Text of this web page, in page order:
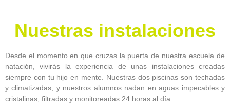
Nuestras instalaciones
Desde el momento en que cruzas la puerta de nuestra escuela de
natación , vivirás la experiencia de unas instalaciones creadas
siempre con tu hijo en mente. Nuestras dos piscinas son techadas
y climatizadas, y nuestros alumnos nadan en aguas impecables y
cristalinas, filtradas y monitoreadas 24 horas al día.